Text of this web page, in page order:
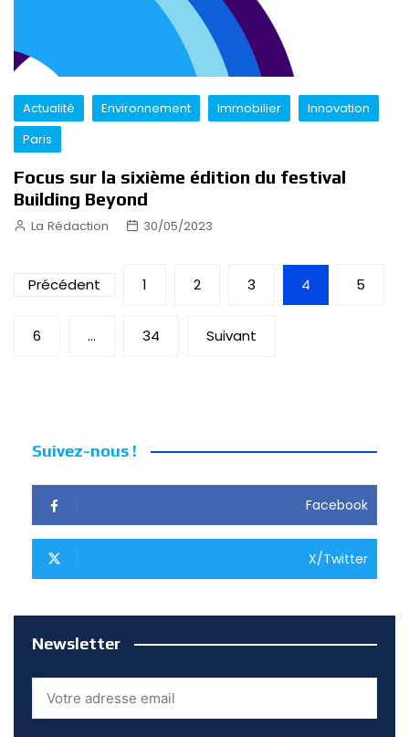
Actualité Environnement Immobilier
Innovation
Paris
Focus sur la sixième édition du festival
Building Beyond
La Rédaction 30/05/2023
Pagination
publications
Précédent 1 2 3 4 5
6 … 34 Suivant
Suivez-nous !
Facebook
X/Twitter
Newsletter